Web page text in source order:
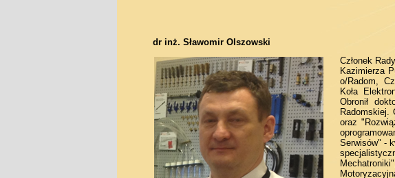
dr inż. Sławomir Olszowski
Członek
Kazimierza
o/Radom,
Koła
Obronił
Radomskiej.
oraz
Serwisów" -